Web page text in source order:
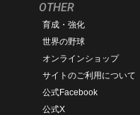
OTHER
育成・強化
世界の野球
オンラインショップ
サイトのご利用について
公式Facebook
公式X